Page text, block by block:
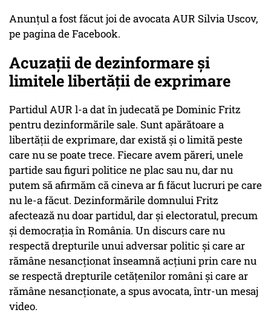
Anunţul a fost făcut joi de avocata AUR Silvia Uscov,
pe pagina de Facebook.
Acuzații de dezinformare și
limitele libertății de exprimare
Partidul AUR l-a dat în judecată pe Dominic Fritz
pentru dezinformările sale. Sunt apărătoare a
libertăţii de exprimare, dar există şi o limită peste
care nu se poate trece. Fiecare avem păreri, unele
partide sau figuri politice ne plac sau nu, dar nu
putem să afirmăm că cineva ar fi făcut lucruri pe care
nu le-a făcut. Dezinformările domnului Fritz
afectează nu doar partidul, dar şi electoratul, precum
şi democraţia în România. Un discurs care nu
respectă drepturile unui adversar politic şi care ar
rămâne nesancţionat înseamnă acţiuni prin care nu
se respectă drepturile cetăţenilor români şi care ar
rămâne nesancţionate, a spus avocata, într-un mesaj
video.